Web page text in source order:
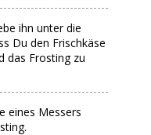
ihn unter die
Du den Frischkäse
das Frosting zu
eines Messers